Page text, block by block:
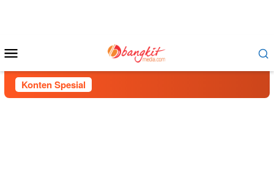
Mobile
Konten Spesial